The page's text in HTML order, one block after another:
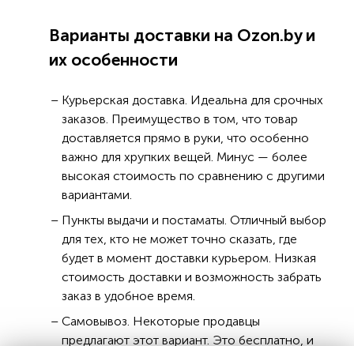
Варианты доставки на Ozon.by и
их особенности
Курьерская доставка. Идеальна для срочных
заказов. Преимущество в том, что товар
доставляется прямо в руки, что особенно
важно для хрупких вещей. Минус — более
высокая стоимость по сравнению с другими
вариантами.
Пункты выдачи и постаматы. Отличный выбор
для тех, кто не может точно сказать, где
будет в момент доставки курьером. Низкая
стоимость доставки и возможность забрать
заказ в удобное время.
Самовывоз. Некоторые продавцы
предлагают этот вариант. Это бесплатно, и